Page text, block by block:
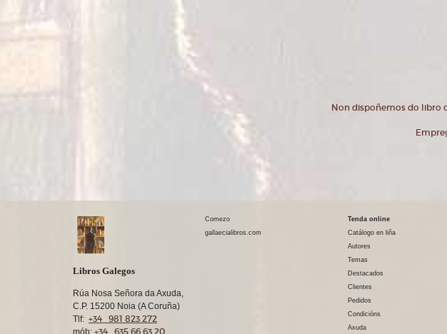
Non dispoñemos do libro
Libros Galegos
Rúa Nosa Señora da Axuda,
C.P. 15200 Noia (A Coruña)
Tlf: +34 981 823 272
mób: +34 635 66 63 20
Comezo
gallaecialibros.com
Tenda online
Catálogo en liña
Autores
Temas
Destacados
Clientes
Pedidos
Condicións
Axuda